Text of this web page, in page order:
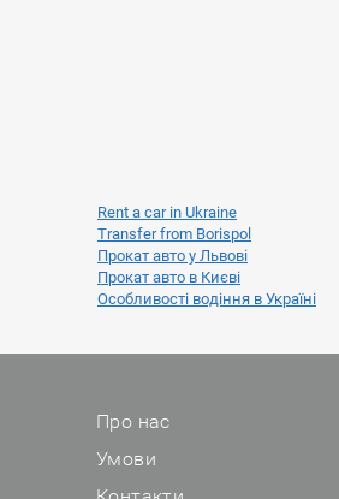
Rent a car in Ukraine
Transfer from Borispol
Прокат авто у Львові
Прокат авто в Києві
Особливості водіння в Україні
Про нас
Умови